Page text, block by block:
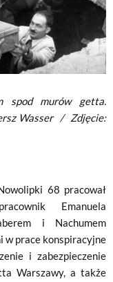
spod murów getta.
Wasser / Zdjęcie:
68 pracował
Emanuela
i Nachumem
w prace konspiracyjne
i zabezpieczenie
Warszawy, a także